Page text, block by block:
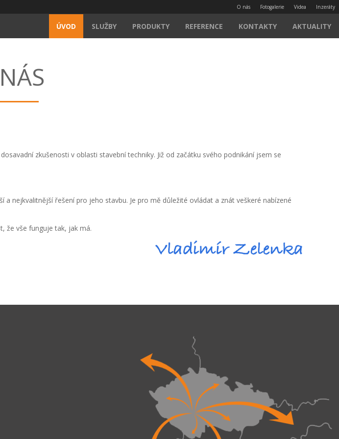
O nás Fotogalerie Videa Inzeráty
ÚVOD SLUŽBY PRODUKTY REFERENCE KONTAKTY AKTUALITY
zkušenosti v oblasti stavební techniky. Již od začátku svého podnikání jsem se
nejkvalitnější řešení pro jeho stavbu. Je pro mě důležité ovládat a znát veškeré nabízené
že vše funguje tak, jak má.